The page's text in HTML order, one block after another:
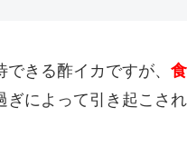
きる酢イカですが、
によって引き起こさ